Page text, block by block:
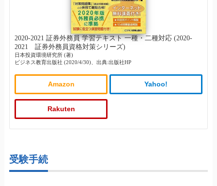
2020-2021 証券外務員 学習テキスト 一種・二種対応 (2020-
2021 証券外務員資格対策シリーズ)
日本投資環境研究所 (著)
ビジネス教育出版社 (2020/4/30)、出典:出版社HP
Amazon Yahoo!
Rakuten
受験手続